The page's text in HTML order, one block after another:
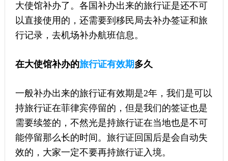
大使馆补办了。各国补办出来的旅行证是还不可
以直接使用的，还需要到移民局去补办签证和旅
行记录，去机场补办航班信息。
在大使馆补办的旅行证有效期多久
一般补办出来的旅行证有效期是2年，我们是可以
持旅行证在菲律宾停留的，但是我们的签证也是
需要续签的，不然光是持旅行证在当地也是不可
能停留那么长的时间。旅行证回国后是会自动失
效的，大家一定不要再持旅行证入境。